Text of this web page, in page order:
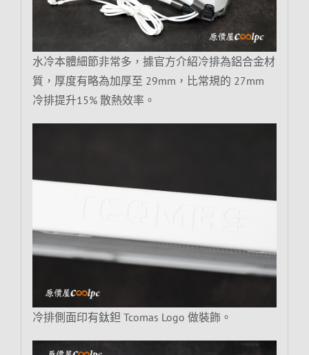
水冷本體細節非常多，據官方介紹冷排為鋁合金材
質，厚度有略為加厚至 29mm，比常規的 27mm
冷排提升15% 散熱效率。
冷排側面印有鈦鉭 Tcomas Logo 做裝飾。